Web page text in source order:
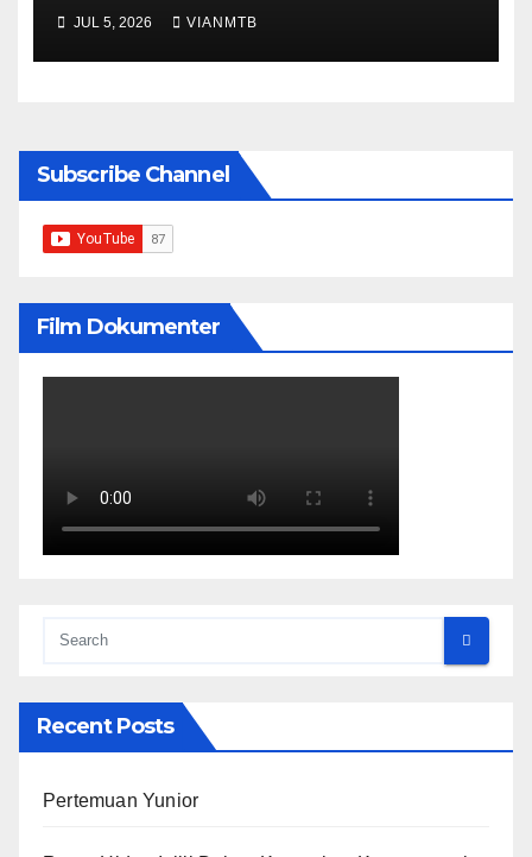
JUL 5, 2026 VIANMTB
Subscribe Channel
Film Dokumenter
Recent Posts
Pertemuan Yunior